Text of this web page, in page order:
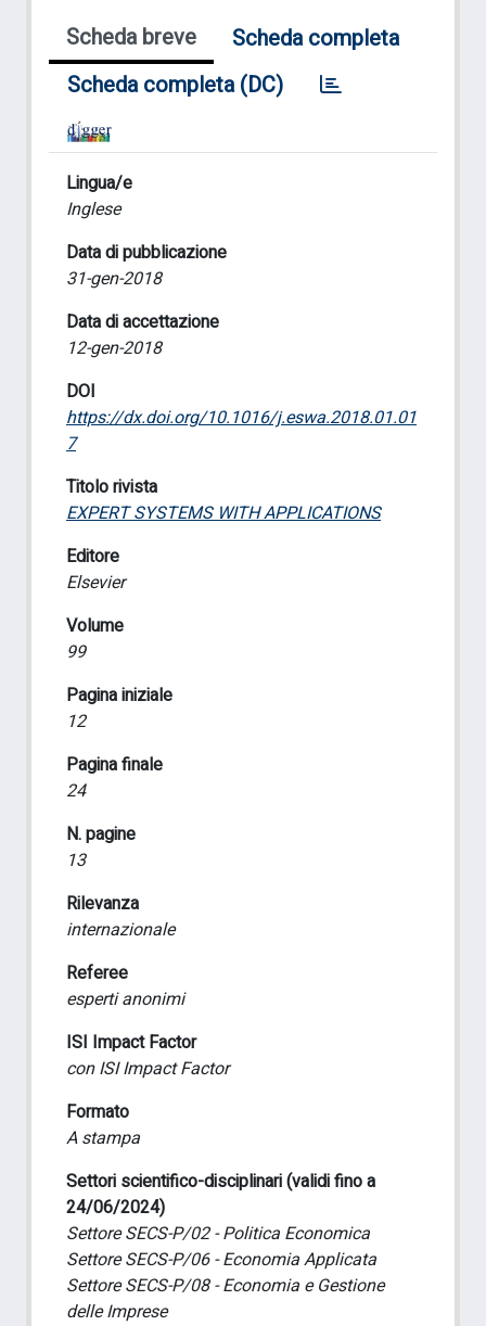
Scheda breve
Scheda completa
Scheda completa (DC)
Lingua/e
Inglese
Data di pubblicazione
31-gen-2018
Data di accettazione
12-gen-2018
DOI
https://dx.doi.org/10.1016/j.eswa.2018.01.01
7
Titolo rivista
EXPERT SYSTEMS WITH APPLICATIONS
Editore
Elsevier
Volume
99
Pagina iniziale
12
Pagina finale
24
N. pagine
13
Rilevanza
internazionale
Referee
esperti anonimi
ISI Impact Factor
con ISI Impact Factor
Formato
A stampa
Settori scientifico-disciplinari (validi fino a
24/06/2024)
Settore SECS-P/02 - Politica Economica
Settore SECS-P/06 - Economia Applicata
Settore SECS-P/08 - Economia e Gestione
delle Imprese